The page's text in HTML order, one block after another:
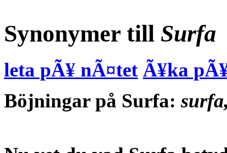
Synonymer till Surfa
leta pÃ¥ nÃ¤tet Ã¥ka
Böjningar på Surfa: